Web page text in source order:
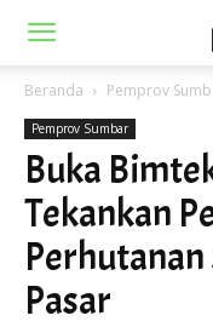
Beranda Pemprov
Pemprov Sumbar
Buka
Tekankan
Pasar